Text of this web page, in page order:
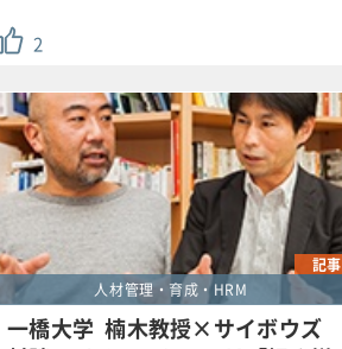
2
記事
人材管理・育成・HRM
一橋大学 楠木教授×サイボウズ